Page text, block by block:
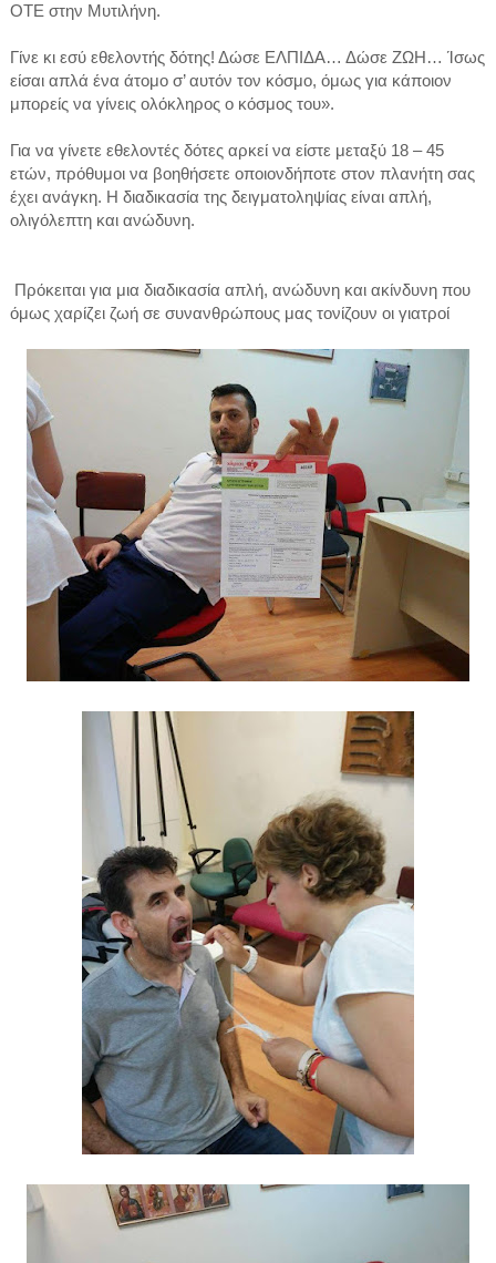
ΟΤΕ στην Μυτιλήνη.
Γίνε κι εσύ εθελοντής δότης! Δώσε ΕΛΠΙΔΑ… Δώσε ΖΩΗ… Ίσως
είσαι απλά ένα άτομο σ’ αυτόν τον κόσμο, όμως για κάποιον
μπορείς να γίνεις ολόκληρος ο κόσμος του».
Για να γίνετε εθελοντές δότες αρκεί να είστε μεταξύ 18 – 45
ετών, πρόθυμοι να βοηθήσετε οποιονδήποτε στον πλανήτη σας
έχει ανάγκη. Η διαδικασία της δειγματοληψίας είναι απλή,
ολιγόλεπτη και ανώδυνη.
Πρόκειται για μια διαδικασία απλή, ανώδυνη και ακίνδυνη που
όμως χαρίζει ζωή σε συνανθρώπους μας τονίζουν οι γιατροί